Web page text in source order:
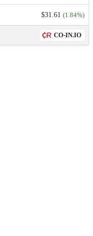
$31.61 (1.84%)
CO-IN.IO